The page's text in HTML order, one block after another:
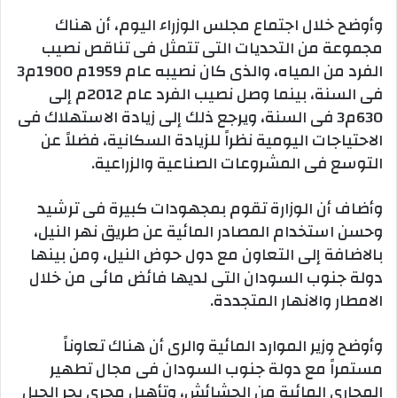
وأوضح ‫خلال اجتماع مجلس الوزراء اليوم، أن هناك
مجموعة من التحديات التى تتمثل فى تناقص نصيب
الفرد من المياه، والذى كان نصيبه عام 1959م 1900م3
فى السنة، بينما وصل نصيب الفرد عام 2012م إلى
630م3 فى السنة، ويرجع ذلك إلى زيادة الاستهلاك فى
الاحتياجات اليومية نظراً للزيادة السكانية، فضلاً عن
التوسع فى المشروعات الصناعية والزراعية.‬
‫وأضاف أن الوزارة تقوم بمجهودات كبيرة فى ترشيد
وحسن استخدام المصادر المائية عن طريق نهر النيل،
بالاضافة إلى التعاون مع دول حوض النيل، ومن بينها
دولة جنوب السودان التى لديها فائض مائى من خلال
الامطار والانهار المتجددة.‬
‫وأوضح وزير الموارد المائية والرى أن هناك تعاوناً
مستمراً مع دولة جنوب السودان فى مجال تطهير